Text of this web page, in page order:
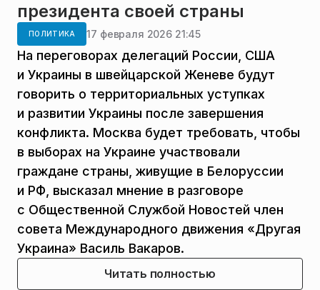
президента своей страны
ПОЛИТИКА 17 февраля 2026 21:45
На переговорах делегаций России, США
и Украины в швейцарской Женеве будут
говорить о территориальных уступках
и развитии Украины после завершения
конфликта. Москва будет требовать, чтобы
в выборах на Украине участвовали
граждане страны, живущие в Белоруссии
и РФ, высказал мнение в разговоре
с Общественной Службой Новостей член
совета Международного движения «Другая
Украина» Василь Вакаров.
Читать полностью